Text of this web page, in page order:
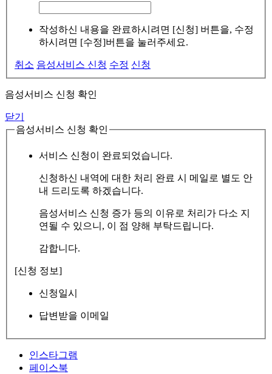
작성하신 내용을 완료하시려면 [신청] 버튼을, 수정
하시려면 [수정]버튼을 눌러주세요.
취소 음성서비스 신청 수정 신청
음성서비스 신청 확인
닫기
음성서비스 신청 확인
서비스 신청이 완료되었습니다.
신청하신 내역에 대한 처리 완료 시 메일로 별도 안
내 드리도록 하겠습니다.
음성서비스 신청 증가 등의 이유로 처리가 다소 지
연될 수 있으니, 이 점 양해 부탁드립니다.
감합니다.
[신청 정보]
신청일시
답변받을 이메일
인스타그램
페이스북